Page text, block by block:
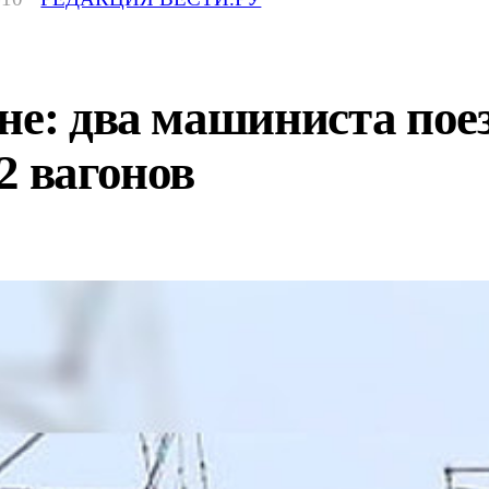
два машиниста
вагонов